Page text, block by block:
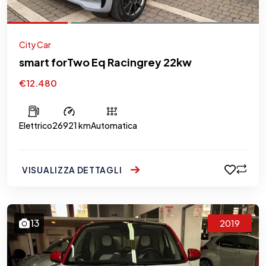
City Car
smart forTwo Eq Racingrey 22kw
€12.480
Elettrico26921 kmAutomatica
VISUALIZZA DETTAGLI
13 2019